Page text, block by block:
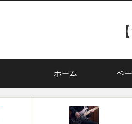
ホーム ベ